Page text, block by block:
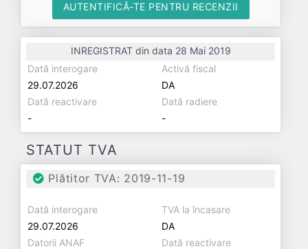
AUTENTIFICĂ-TE PENTRU RECENZII
INREGISTRAT din data 28 Mai 2019
Dată interogare
29.07.2026
Activă fiscal
DA
Dată reactivare
-
Dată radiere
-
STATUT TVA
Plătitor TVA: 2019-11-19
Dată interogare
29.07.2026
TVA la încasare
DA
Datorii ANAF
Dată reactivare